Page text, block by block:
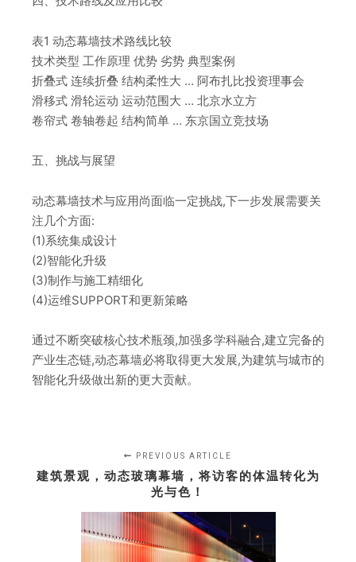
表1 动态幕墙技术路线比较
技术类型 工作原理 优势 劣势 典型案例
折叠式 连续折叠 结构柔性大 … 阿布扎比投资理事会
滑移式 滑轮运动 运动范围大 … 北京水立方
卷帘式 卷轴卷起 结构简单 … 东京国立竞技场
五、挑战与展望
动态幕墙技术与应用尚面临一定挑战,下一步发展需要关
注几个方面:
(1)系统集成设计
(2)智能化升级
(3)制作与施工精细化
(4)运维SUPPORT和更新策略
通过不断突破核心技术瓶颈,加强多学科融合,建立完备的
产业生态链,动态幕墙必将取得更大发展,为建筑与城市的
智能化升级做出新的更大贡献。
PREVIOUS ARTICLE
建筑景观，动态玻璃幕墙，将访客的体温转化为
光与色！